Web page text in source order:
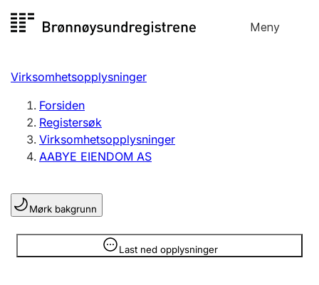
til
Meny
Registersøk
Aksjeselskap
Enkeltpersonforetak
Registrere, endre, slette
Lag og forening
Registrere, endre, slette
Virksomhetsopplysninger
Forsiden
Registersøk
Virksomhetsopplysninger
AABYE EIENDOM AS
Mørk bakgrunn
Last ned opplysninger
Opplysninger er skjult